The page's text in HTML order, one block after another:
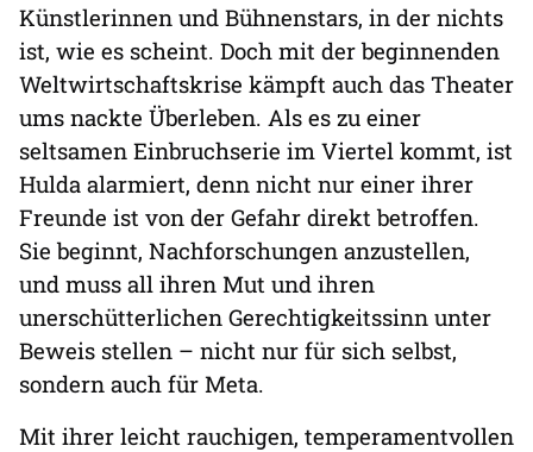
Künstlerinnen und Bühnenstars, in der nichts
ist, wie es scheint. Doch mit der beginnenden
Weltwirtschaftskrise kämpft auch das Theater
ums nackte Überleben. Als es zu einer
seltsamen Einbruchserie im Viertel kommt, ist
Hulda alarmiert, denn nicht nur einer ihrer
Freunde ist von der Gefahr direkt betroffen.
Sie beginnt, Nachforschungen anzustellen,
und muss all ihren Mut und ihren
unerschütterlichen Gerechtigkeitssinn unter
Beweis stellen – nicht nur für sich selbst,
sondern auch für Meta.
Mit ihrer leicht rauchigen, temperamentvollen